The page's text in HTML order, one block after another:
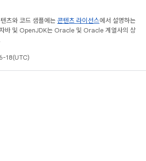
츠와 코드 샘플에는 콘텐츠 라이선스에서 설명하는
바 및 OpenJDK는 Oracle 및 Oracle 계열사의 상
18(UTC)